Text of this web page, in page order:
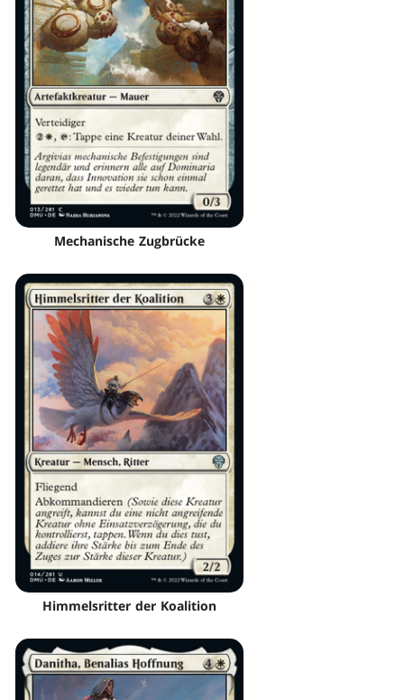
Mechanische Zugbrücke
Himmelsritter der Koalition